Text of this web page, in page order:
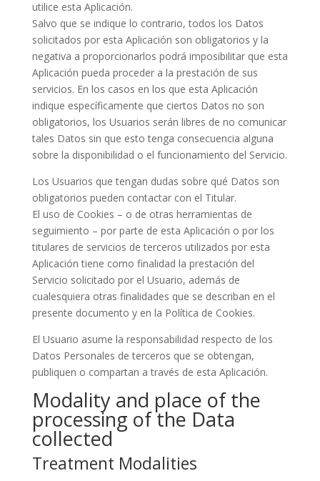
utilice esta Aplicación.
Salvo que se indique lo contrario, todos los Datos
solicitados por esta Aplicación son obligatorios y la
negativa a proporcionarlos podrá imposibilitar que esta
Aplicación pueda proceder a la prestación de sus
servicios. En los casos en los que esta Aplicación
indique específicamente que ciertos Datos no son
obligatorios, los Usuarios serán libres de no comunicar
tales Datos sin que esto tenga consecuencia alguna
sobre la disponibilidad o el funcionamiento del Servicio.
Los Usuarios que tengan dudas sobre qué Datos son
obligatorios pueden contactar con el Titular.
El uso de Cookies – o de otras herramientas de
seguimiento – por parte de esta Aplicación o por los
titulares de servicios de terceros utilizados por esta
Aplicación tiene como finalidad la prestación del
Servicio solicitado por el Usuario, además de
cualesquiera otras finalidades que se describan en el
presente documento y en la Política de Cookies.
El Usuario asume la responsabilidad respecto de los
Datos Personales de terceros que se obtengan,
publiquen o compartan a través de esta Aplicación.
Modality and place of the
processing of the Data
collected
Treatment Modalities